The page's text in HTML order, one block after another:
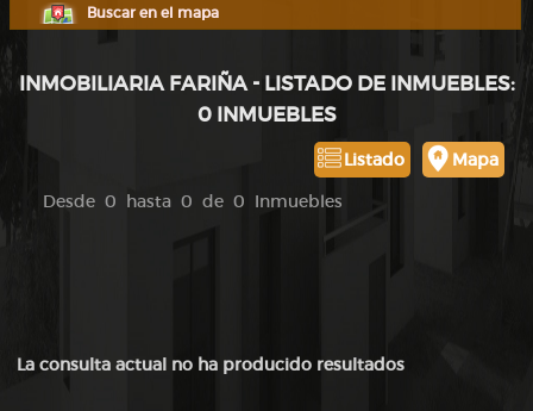
Buscar en el mapa
INMOBILIARIA FARIÑA - LISTADO DE INMUEBLES:
0 INMUEBLES
Mapa
Listado
Desde 0 hasta 0 de 0 Inmuebles
La consulta actual no ha producido resultados